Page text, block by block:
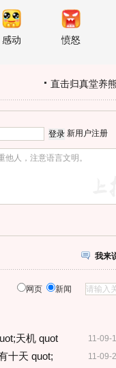
感动 愤怒
直击归真堂养
新用户注册
我来
网页 新闻
11-09-
天机 quot
11-09-
十天 quot;